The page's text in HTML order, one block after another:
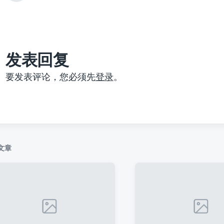
篇
发表回复
要发表评论，您必须先登录。
章